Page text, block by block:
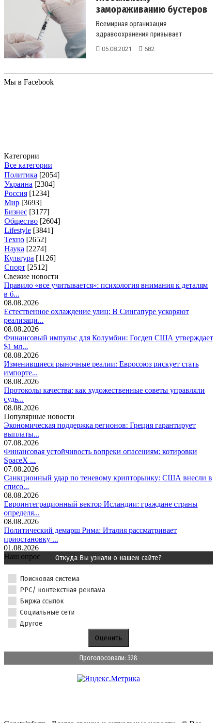
замораживанию бустеров
COVID до сентя...
Всемирная организация
здравоохранения призывает
заморозить бустерные уколы против
05.08.2021 682
Мы в Facebook
Категории
Все категории
Политика [2054]
Украина [2304]
Россия [1234]
Мир [3693]
Бизнес [3177]
Общество [2604]
Lifestyle [3841]
Техно [2652]
Наука [2274]
Культура [1126]
Спорт [2512]
Свежие новости
Правило «все учитывается»: психология внимания к деталям
в б...
08.08.2026
Естественное охлаждение улиц: В Сингапуре ускоряют
реализаци...
08.08.2026
Финансовый импульс для Колумбии: Госдеп США утверждает
$1 мл...
08.08.2026
Изменившиеся рыночные реалии: Евросоюз рискует стать
импорте...
08.08.2026
Протоколы качества: как художественные советы управляли
судь...
08.08.2026
Популярные новости
Экономическая поддержка регионов: Греция гарантирует
выплаты...
07.08.2026
Финансовая устойчивость вопреки опасениям: котировки
SpaceX ...
07.08.2026
Санкционный удар по теневому крипторынку: США внесли в
списо...
08.08.2026
Евроинтеграционный вектор Исландии: граждане страны
определя...
08.08.2026
Политический демарш Рима: Италия рассматривает
приостановку ...
01.08.2026
Наш опрос
Откуда Вы узнали о нашем сайте?
Поисковая система
PPC/ контекстная реклама
Биржа ссылок
Социальные сети
Другое
Проголосовали: 328